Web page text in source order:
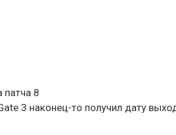
патча 8
3 наконец-то получил дату